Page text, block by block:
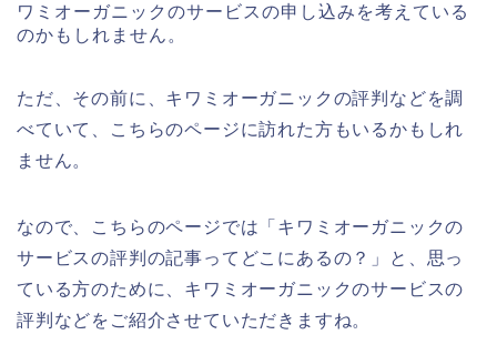
ワミオーガニックのサービスの申し込みを考えている
のかもしれません。
ただ、その前に、キワミオーガニックの評判などを調
べていて、こちらのページに訪れた方もいるかもしれ
ません。
なので、こちらのページでは「キワミオーガニックの
サービスの評判の記事ってどこにあるの？」と、思っ
ている方のために、キワミオーガニックのサービスの
評判などをご紹介させていただきますね。